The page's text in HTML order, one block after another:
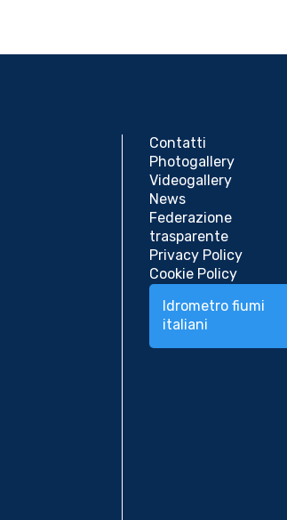
Contatti
Photogallery
Videogallery
News
Federazione
trasparente
Privacy Policy
Cookie Policy
Idrometro fiumi
italiani